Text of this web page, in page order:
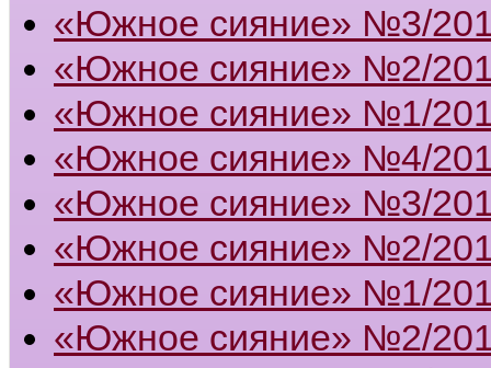
«Южное сияние» №3/
«Южное сияние» №2/
«Южное сияние» №1/
«Южное сияние» №4/
«Южное сияние» №3/
«Южное сияние» №2/
«Южное сияние» №1/
«Южное сияние» №2/